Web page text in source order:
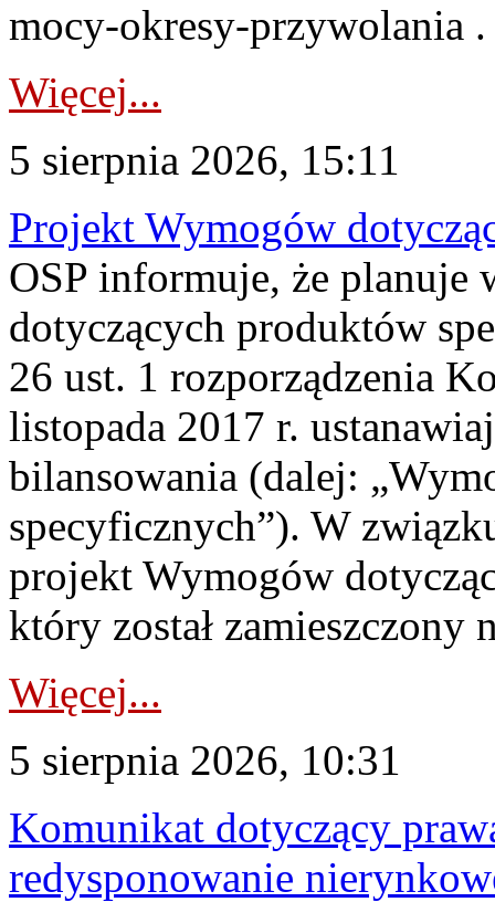
mocy-okresy-przywolania
Więcej...
5 sierpnia 2026, 15:11
Projekt Wymogów
OSP informuje, że planuje
dotyczących produktów
26 ust. 1 rozporządzenia
listopada 2017 r.
bilansowania (dalej:
specyficznych”). W
projekt Wymogów
który został zamieszczony
Więcej...
5 sierpnia 2026, 10:31
Komunikat dotyczący
redysponowanie